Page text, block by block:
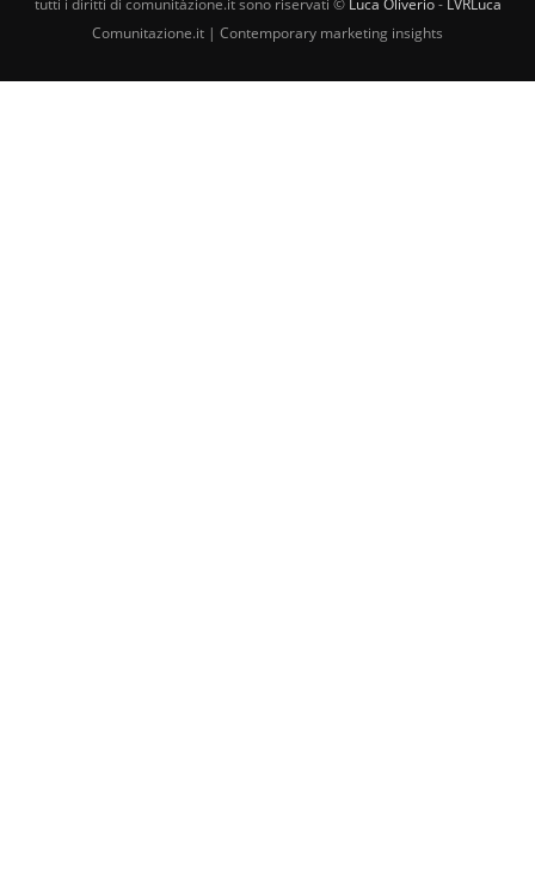
tutti i diritti di comunitàzione.it sono riservati © Luca Oliverio- LVRLuca
Comunitazione.it | Contemporary marketing insights